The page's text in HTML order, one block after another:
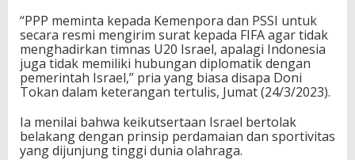
“PPP meminta kepada Kemenpora dan PSSI untuk
secara resmi mengirim surat kepada FIFA agar tidak
menghadirkan timnas U20 Israel, apalagi Indonesia
juga tidak memiliki hubungan diplomatik dengan
pemerintah Israel,” pria yang biasa disapa Doni
Tokan dalam keterangan tertulis, Jumat (24/3/2023).
Ia menilai bahwa keikutsertaan Israel bertolak
belakang dengan prinsip perdamaian dan sportivitas
yang dijunjung tinggi dunia olahraga.